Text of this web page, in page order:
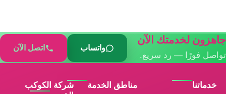
لخدمتك الآن
فورًا — رد سريع.
واتساب اتصل الآن
خدماتنا مناطق الخدمة
شركة الكوكب